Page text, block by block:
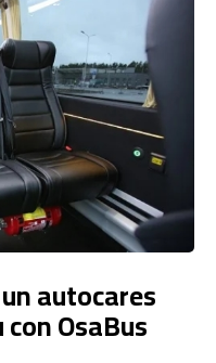
autocares
OsaBus